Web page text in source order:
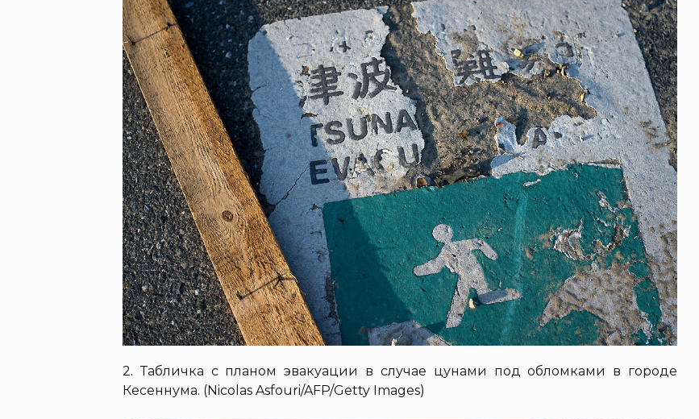
2. Табличка с планом эвакуации в случае цунами под обломками в городе
Кесеннума. (Nicolas Asfouri/AFP/Getty Images)